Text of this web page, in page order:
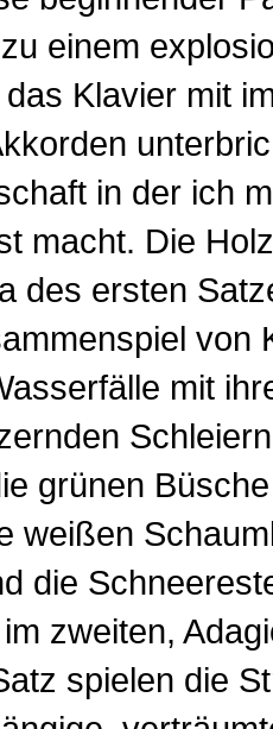
einem
Klavier mit
in der ich
macht. Die
des ersten
von
mit
grünen
weißen
die
zweiten,
spielen die